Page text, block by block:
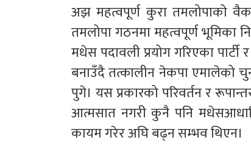
अझ महत्वपूर्ण कुरा तमलोपाको
तमलोपा गठनमा महत्वपूर्ण भूमिका
मधेस पदावली प्रयोग गरिएका पार्टी
बनाउँदै तत्कालीन नेकपा एमालेको
पुगे। यस प्रकारको परिवर्तन र
आत्मसात नगरी कुनै पनि
कायम गरेर अघि बढ्न सम्भव थिएन।